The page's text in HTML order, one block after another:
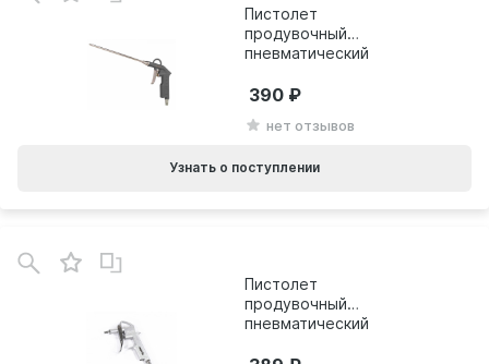
Пистолет
продувочный
пневматический
830901035
нет отзывов
390
Узнать о поступлении
Пистолет
продувочный
пневматический